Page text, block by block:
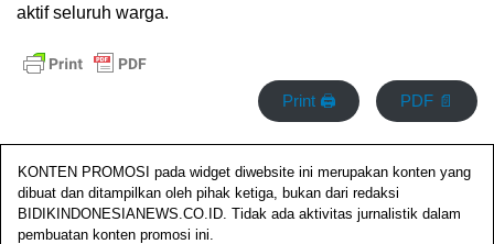
aktif seluruh warga.
Print 🖨 PDF 📄
KONTEN PROMOSI pada widget diwebsite ini merupakan konten yang
dibuat dan ditampilkan oleh pihak ketiga, bukan dari redaksi
BIDIKINDONESIANEWS.CO.ID. Tidak ada aktivitas jurnalistik dalam
pembuatan konten promosi ini.